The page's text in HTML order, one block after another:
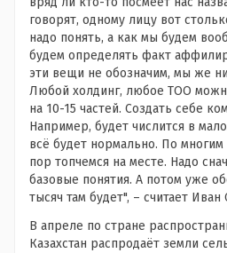
говорят, одному лицу вот
надо понять, а как мы будем
будем определять факт
эти вещи не обозначим, мы же
Любой холдинг, любое ТОО
на 10-15 частей. Создать себе
Например, будет числится в
всё будет нормально. По
пор топчемся на месте. Надо
базовые понятия. А потом уже
тысяч там будет", – считает Иван
В апреле по стране
Казахстан распродаёт земли